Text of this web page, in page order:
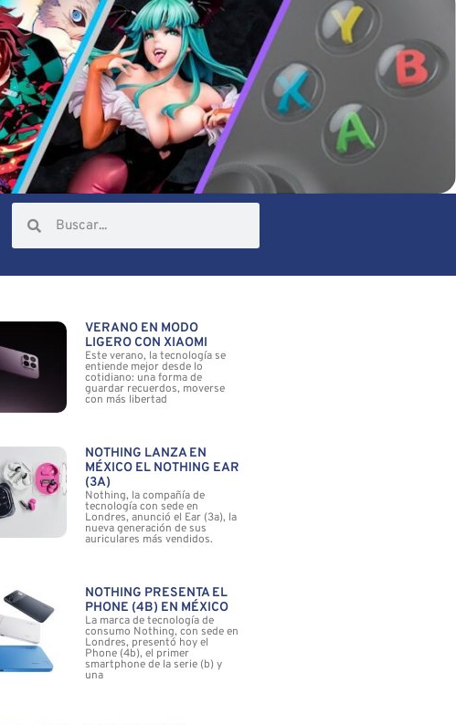
VERANO EN MODO
LIGERO CON XIAOMI
Este verano, la tecnología se
entiende mejor desde lo
cotidiano: una forma de
guardar recuerdos, moverse
con más libertad
NOTHING LANZA EN
MÉXICO EL NOTHING EAR
(3A)
Nothing, la compañía de
tecnología con sede en
Londres, anunció el Ear (3a), la
nueva generación de sus
auriculares más vendidos.
NOTHING PRESENTA EL
PHONE (4B) EN MÉXICO
La marca de tecnología de
consumo Nothing, con sede en
Londres, presentó hoy el
Phone (4b), el primer
smartphone de la serie (b) y
una